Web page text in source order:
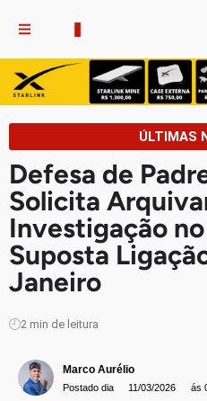
ÚLTIMAS
Defesa de
Solicita
Investigação
Suposta
Janeiro
2 min de leitura
Marco Aurélio
Postado dia 11/03/2026 ás